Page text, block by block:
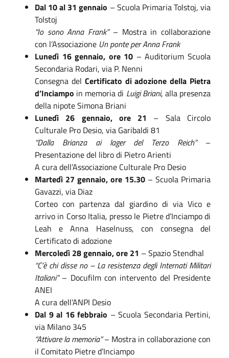
Dal 10 al 31 gennaio – Scuola Primaria Tolstoj, via
Tolstoj
“Io sono Anna Frank”– Mostra in collaborazione
con l’Associazione Un ponte per Anna Frank
Lunedì 16 gennaio, ore 10 – Auditorium Scuola
Secondaria Rodari, via P. Nenni
Consegna del Certificato di adozione della Pietra
d’Inciampo in memoria di Luigi Briani, alla presenza
della nipote Simona Briani
Lunedì 26 gennaio, ore 21 – Sala Circolo
Culturale Pro Desio, via Garibaldi 81
“Dalla Brianza ai lager del Terzo Reich”–
Presentazione del libro di Pietro Arienti
A cura dell’Associazione Culturale Pro Desio
Martedì 27 gennaio, ore 15.30 – Scuola Primaria
Gavazzi, via Diaz
Corteo con partenza dal giardino di via Vico e
arrivo in Corso Italia, presso le Pietre d’Inciampo di
Leah e Anna Haselnuss, con consegna del
Certificato di adozione
Mercoledì 28 gennaio, ore 21 – Spazio Stendhal
“C’è chi disse no – La resistenza degli Internati Militari
Italiani”– Docufilm con intervento del Presidente
ANEI
A cura dell’ANPI Desio
Dal 9 al 16 febbraio – Scuola Secondaria Pertini,
via Milano 345
“Attivare la memoria”– Mostra in collaborazione con
il Comitato Pietre d’Inciampo